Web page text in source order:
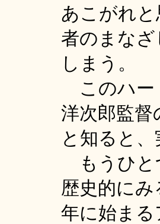
あこがれ
者のまな
しまう。
このハー
洋次郎監督
と知ると
もうひと
歴史的に
年に始ま